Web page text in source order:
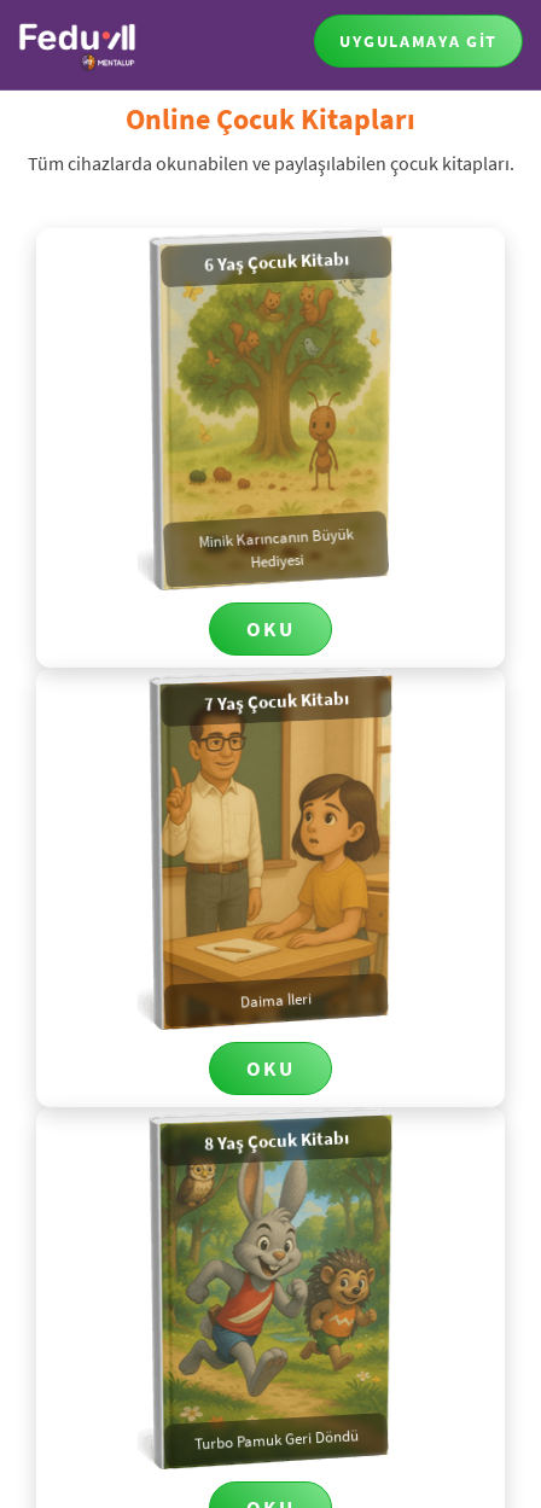
UYGULAMAYA GİT
Online Çocuk Kitapları
Tüm cihazlarda okunabilen ve paylaşılabilen çocuk kitapları.
6 Yaş Çocuk Kitabı
Minik Karıncanın Büyük
Hediyesi
OKU
7 Yaş Çocuk Kitabı
Daima İleri
OKU
8 Yaş Çocuk Kitabı
Turbo Pamuk Geri Döndü